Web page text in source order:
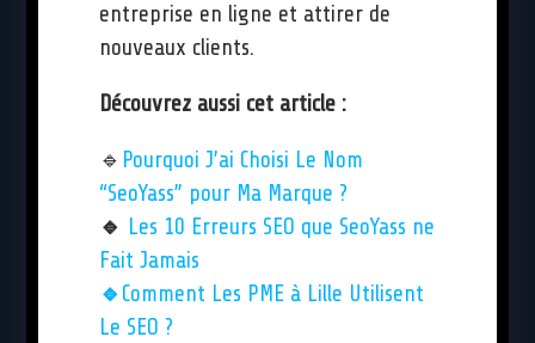
entreprise en ligne et attirer de
nouveaux clients.
Découvrez aussi cet article :
🔹 Pourquoi J’ai Choisi Le Nom
“SeoYass” pour Ma Marque ?
🔹 Les 10 Erreurs SEO que SeoYass ne
Fait Jamais
🔹 Comment Les PME à Lille Utilisent
Le SEO ?